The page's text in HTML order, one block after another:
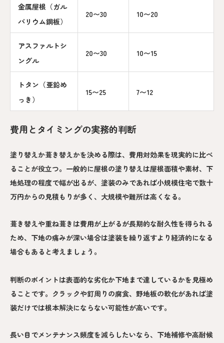
金属屋根（ガル
バリウム鋼板）
20〜30 10〜20
アスファルトシ
ングル
20〜30 10〜15
トタン（亜鉛め
っき）
15〜25 7〜12
費用とタイミングの実務的判断
塗り替えか葺き替えかを決める際は、費用対効果を現実的に比べ
ることが役立つ。一般的に屋根の塗り替えは屋根面積や素材、下
地処理の程度で幅が出るが、塗装のみであれば小規模住宅で数十
万円からの見積もりが多く、大規模や難所は高くなる。
葺き替えや重ね葺きは費用が上がるが長期的な耐久性を得られる
ため、下地の痛みが深い場合は塗装を繰り返すより経済的になる
場合もあると考えましょう。
判断のポイントは表面的な劣化か下地まで達しているかを見極め
ることです。クラックや釘周りの腐食、野地板の軟化があれば塗
装だけでは根本解決にならない可能性が高いです。
長い目でメンテナンス頻度を減らしたいなら、下地補修や高耐候